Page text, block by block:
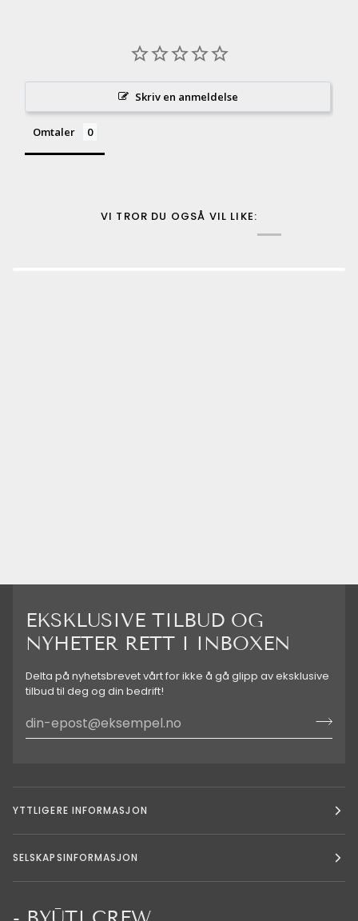
Skriv en anmeldelse
Omtaler
VI TROR DU OGSÅ VIL LIKE:
EKSKLUSIVE TILBUD OG
NYHETER RETT I INBOXEN
Delta på nyhetsbrevet vårt for ikke å gå glipp av eksklusive
tilbud til deg og din bedrift!
YTTLIGERE INFORMASJON
SELSKAPSINFORMASJON